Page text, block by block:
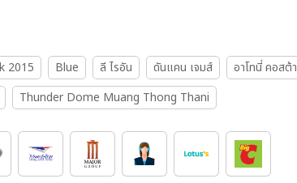
2015 Blue ลี ไรอัน ดันแคน เจมส์ อาโทนี่ คอสต้า
Thunder Dome Muang Thong Thani